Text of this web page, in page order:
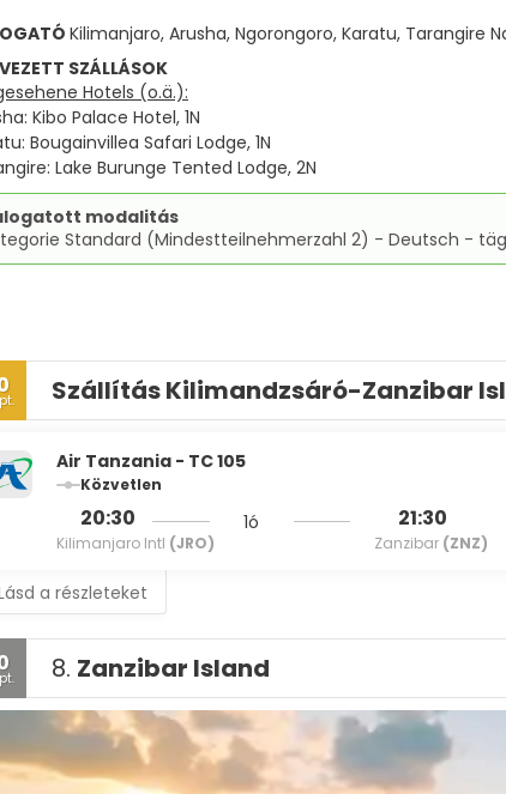
Kilimanjaro, Arusha, Ngorongoro, Karatu, Tarangire
SZÁLLÁSOK
Hotels (o.ä.):
Kibo Palace Hotel, 1N
Bougainvillea Safari Lodge, 1N
Lake Burunge Tented Lodge, 2N
modalitás
Standard (Mindestteilnehmerzahl 2) - Deutsch -
Szállítás Kilimandzsáró-Zanzibar
Air Tanzania - TC 105
Közvetlen
20:30
Kilimanjaro Intl (JRO)
1ó 21:30
Zanzibar (ZNZ)
a részleteket
8. Zanzibar Island